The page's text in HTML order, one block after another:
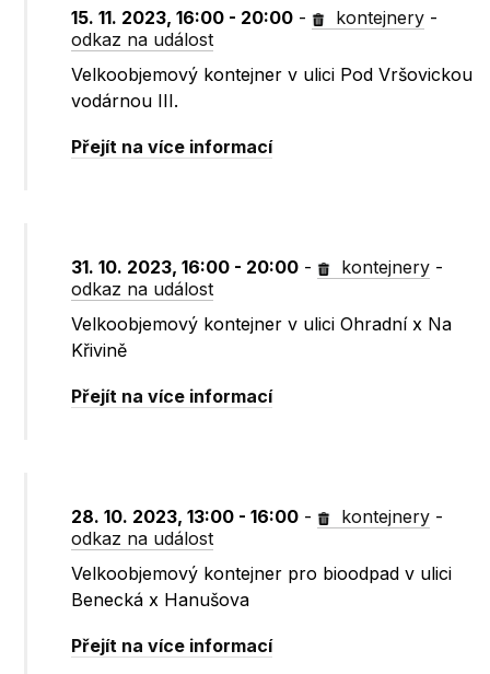
15. 11. 2023, 16:00 - 20:00 - kontejnery -
odkaz na událost
Velkoobjemový kontejner v ulici Pod Vršovickou
vodárnou III.
Přejít na více informací
31. 10. 2023, 16:00 - 20:00 - kontejnery -
odkaz na událost
Velkoobjemový kontejner v ulici Ohradní x Na
Křivině
Přejít na více informací
28. 10. 2023, 13:00 - 16:00 - kontejnery -
odkaz na událost
Velkoobjemový kontejner pro bioodpad v ulici
Benecká x Hanušova
Přejít na více informací